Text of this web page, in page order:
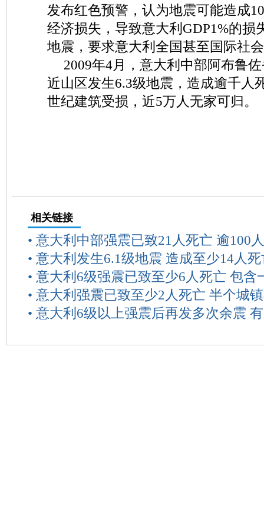
发布红色预警，认为地震可能造成
经济损失，导致意大利GDP1%的损
地震，要求意大利全国甚至国际社
2009年4月，意大利中部阿布鲁
近山区发生6.3级地震，造成逾千人
世纪建筑受损，近5万人无家可归。
相关链接
• 意大利中部强震已致21人死亡 逾100
• 意大利发生6.1级地震 造成至少14人死
• 意大利6级强震已致至少6人死亡 包含
• 意大利强震已致至少2人死亡 半个城
• 意大利6级以上强震后再发多次余震